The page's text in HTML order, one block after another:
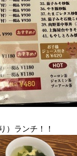
）ランチ！！